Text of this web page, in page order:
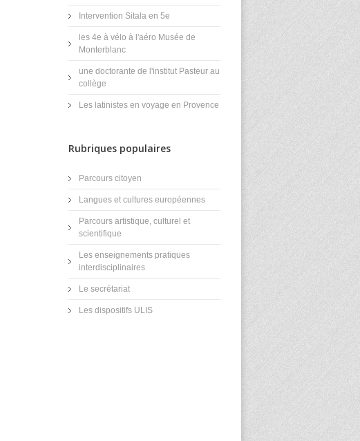
Intervention Sitala en 5e
les 4e à vélo à l'aéro Musée de
Monterblanc
une doctorante de l'institut Pasteur au
collège
Les latinistes en voyage en Provence
Rubriques populaires
Parcours citoyen
Langues et cultures européennes
Parcours artistique, culturel et
scientifique
Les enseignements pratiques
interdisciplinaires
Le secrétariat
Les dispositifs ULIS